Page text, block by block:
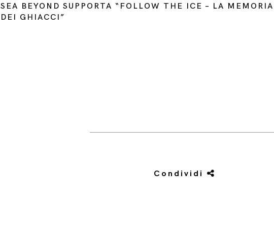
SEA BEYOND SUPPORTA “FOLLOW THE ICE – LA MEMORIA
DEI GHIACCI”
Condividi